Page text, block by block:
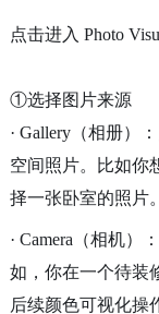
点击进入 Photo
①选择图片来源
· Gallery（相册）
空间照片。比如你
择一张卧室的照片。
· Camera（相机）
如，你在一个待装
后续颜色可视化操